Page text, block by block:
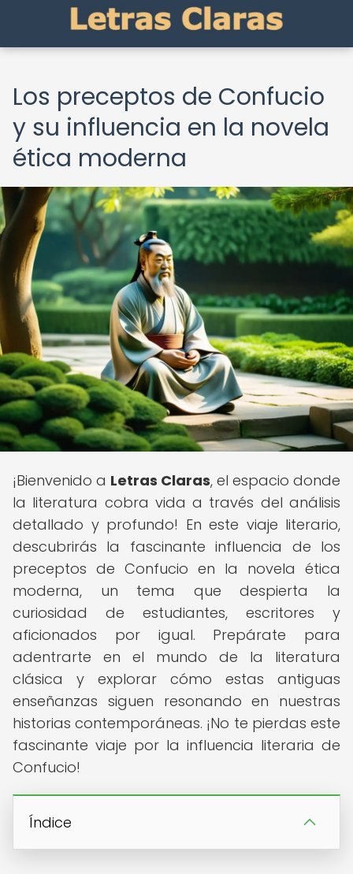
Los preceptos de Confucio
y su influencia en la novela
ética moderna
¡Bienvenido a Letras Claras, el espacio donde
la literatura cobra vida a través del análisis
detallado y profundo! En este viaje literario,
descubrirás la fascinante influencia de los
preceptos de Confucio en la novela ética
moderna, un tema que despierta la
curiosidad de estudiantes, escritores y
aficionados por igual. Prepárate para
adentrarte en el mundo de la literatura
clásica y explorar cómo estas antiguas
enseñanzas siguen resonando en nuestras
historias contemporáneas. ¡No te pierdas este
fascinante viaje por la influencia literaria de
Confucio!
Índice